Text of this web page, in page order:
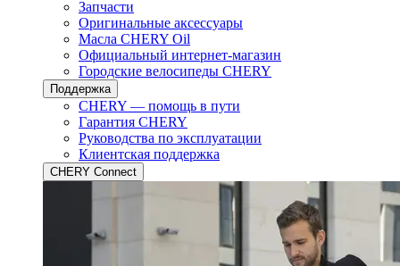
Запчасти
Оригинальные аксессуары
Масла CHERY Oil
Официальный интернет-магазин
Городские велосипеды CHERY
Поддержка
CHERY — помощь в пути
Гарантия CHERY
Руководства по эксплуатации
Клиентская поддержка
CHERY Connect